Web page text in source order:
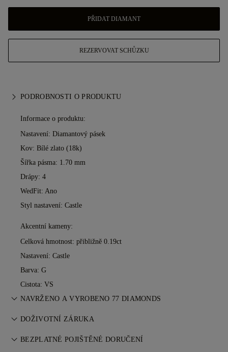
PŘIDAT DIAMANT
REZERVOVAT SCHŮZKU
PODROBNOSTI O PRODUKTU
Informace o produktu:
Nastavení: Diamantový pásek
Kov: Bílé zlato (18k)
Šířka pásma: 1.70 mm
Drápy: 4
WedFit: Ano
Styl nastavení: Castle
Akcentní kameny:
Celková hmotnost: přibližně 0.19ct
Nastavení: Castle
Barva: G
Cistota: VS
NAVRŽENO A VYROBENO 77 DIAMONDS
Umění šperkařství zdokonalené mistry 77 Diamonds — jeden
DOŽIVOTNÍ ZÁRUKA
Při nákupu u 77 Diamonds získáte doživotní záruku na
BEZPLATNÉ POJIŠTĚNÉ DORUČENÍ